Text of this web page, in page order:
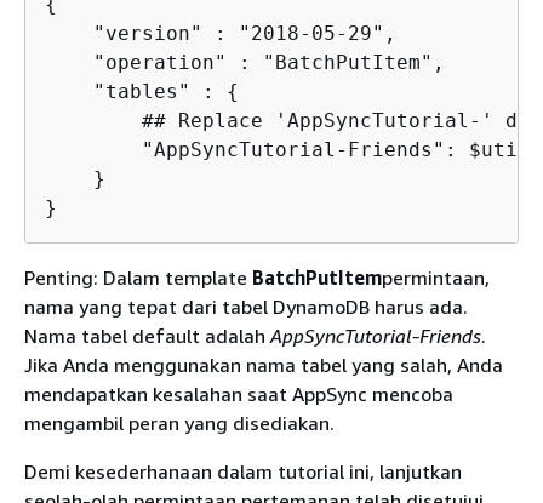
    "version" : "2018-05-29",
    "operation" : "BatchPutItem",
    "tables" :
{
## Replace 'AppSyncTutorial-'
"AppSyncTutorial-Friends":
    }
}
Penting: Dalam template BatchPutItempermintaan,
nama yang tepat dari tabel DynamoDB harus ada.
Nama tabel default adalahAppSyncTutorial-Friends.
Jika Anda menggunakan nama tabel yang salah, Anda
mendapatkan kesalahan saat AppSync mencoba
mengambil peran yang disediakan.
Demi kesederhanaan dalam tutorial ini, lanjutkan